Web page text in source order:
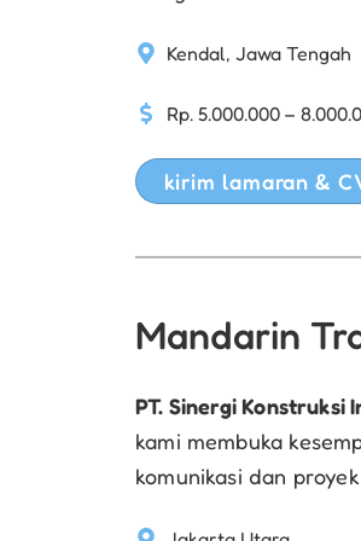
Kendal, Jawa Tengah
Rp. 5.000.000 –
kirim lamaran &
Mandarin
PT. Sinergi Konstruksi
kami membuka
komunikasi dan